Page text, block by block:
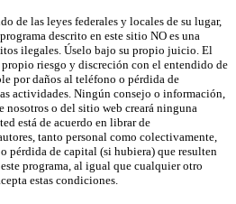
de las leyes federales y locales de su lugar,
descrito en este sitio NO es una
ilegales. Úselo bajo su propio juicio. El
propio riesgo y discreción con el entendido de
por daños al teléfono o pérdida de
actividades. Ningún consejo o información,
nosotros o del sitio web creará ninguna
está de acuerdo en librar de
tanto personal como colectivamente,
pérdida de capital (si hubiera) que resulten
programa, al igual que cualquier otro
estas condiciones.